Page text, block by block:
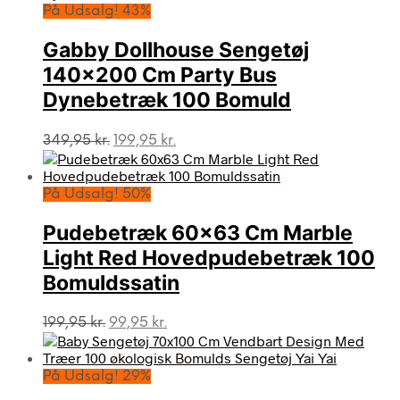
På Udsalg! 43%
Gabby Dollhouse Sengetøj
140×200 Cm Party Bus
Dynebetræk 100 Bomuld
349,95kr. Den
oprindelige
pris
var:
199,95 kr.
aktuelle
pris
På Udsalg! 50%
Pudebetræk 60×63 Cm Marble
Light Red Hovedpudebetræk 100
Bomuldssatin
199,95kr. Den
oprindelige
pris
var:
99,95 kr.
aktuelle
pris
På Udsalg! 29%